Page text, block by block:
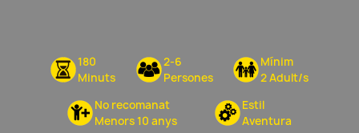
180
Minuts
2-6
Persones
Mínim
2 Adult/s
No recomanat
Menors 10 anys
Estil
Aventura